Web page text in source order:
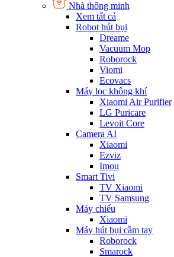
Nhà thông minh
Xem tất cả
Robot hút bụi
Dreame
Vacuum Mop
Roborock
Viomi
Ecovacs
Máy lọc không khí
Xiaomi Air Purifier
LG Puricare
Levoit Core
Camera AI
Xiaomi
Ezviz
Imou
Smart Tivi
TV Xiaomi
TV Samsung
Máy chiếu
Xiaomi
Máy hút bụi cầm tay
Roborock
Smarock